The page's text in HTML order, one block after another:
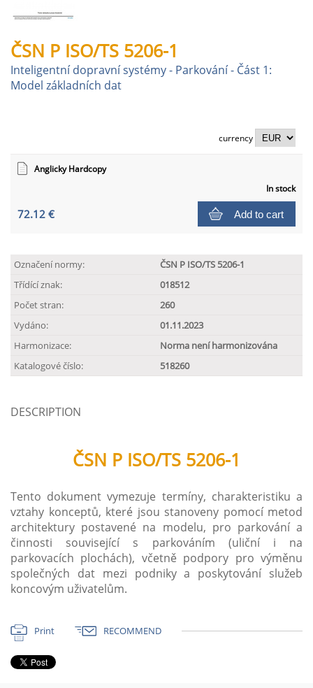
ČSN P ISO/TS 5206-1
Inteligentní dopravní systémy - Parkování - Část 1:
Model základních dat
currency
Anglicky Hardcopy
In stock
72.12 € Add to cart
Označení normy:
ČSN P ISO/TS 5206-1
Třídící znak:
018512
Počet stran:
260
Vydáno:
01.11.2023
Harmonizace:
Norma není harmonizována
Katalogové číslo:
518260
DESCRIPTION
ČSN P ISO/TS 5206-1
Tento dokument vymezuje termíny, charakteristiku a
vztahy konceptů, které jsou stanoveny pomocí metod
architektury postavené na modelu, pro parkování a
činnosti související s parkováním (uliční i na
parkovacích plochách), včetně podpory pro výměnu
společných dat mezi podniky a poskytování služeb
koncovým uživatelům.
Print RECOMMEND